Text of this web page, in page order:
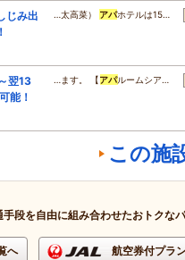
じみ出
…太高菜） アパホテルは15…
翌13
能！
…ます。 【アパルームシア…
この施
手段を自由に組み合わせたおトクな
へ 航空券付プラ